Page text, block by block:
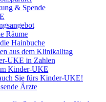
& Spende
Räume
Hainbuche
aus dem Klinikalltag
UKE in Zahlen
Kinder-UKE
Sie fürs Kinder-UKE!
Ärzte